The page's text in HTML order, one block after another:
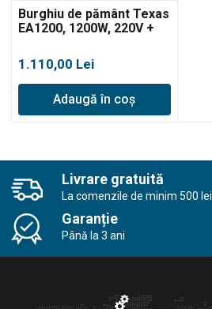
Burghiu de pământ Texas
EA1200, 1200W, 220V +
1.110,00 Lei
Adaugă în coș
Livrare gratuită
La comenzile de minim 500 lei
Garanție
Până la 3 ani